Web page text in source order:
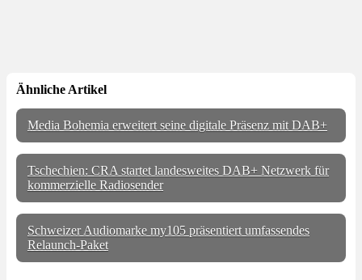
Ähnliche Artikel
Media Bohemia erweitert seine digitale Präsenz mit DAB+
Tschechien: CRA startet landesweites DAB+ Netzwerk für
kommerzielle Radiosender
Schweizer Audiomarke my105 präsentiert umfassendes
Relaunch-Paket